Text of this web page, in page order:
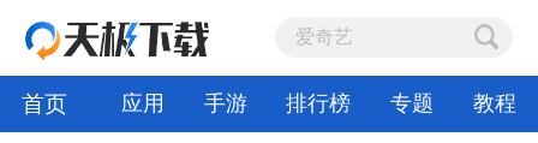
首页 应用 手游 排行榜 专题 教程